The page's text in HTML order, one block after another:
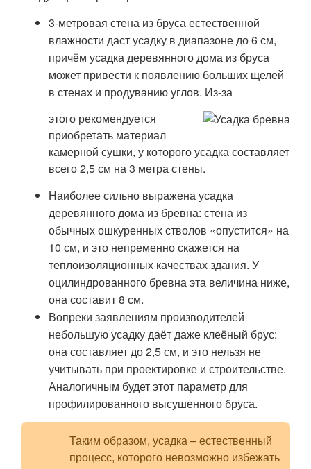
3-метровая стена из бруса естественной
влажности даст усадку в диапазоне до 6 см,
причём усадка деревянного дома из бруса
может привести к появлению больших щелей
в стенах и продуванию углов. Из-за
этого рекомендуется
приобретать материал
камерной сушки, у которого усадка составляет
всего 2,5 см на 3 метра стены.
Наиболее сильно выражена усадка
деревянного дома из бревна: стена из
обычных ошкуренных стволов «опустится» на
10 см, и это непременно скажется на
теплоизоляционных качествах здания. У
оцилиндрованного бревна эта величина ниже,
она составит 8 см.
Вопреки заявлениям производителей
небольшую усадку даёт даже клеёный брус:
она составляет до 2,5 см, и это нельзя не
учитывать при проектировке и строительстве.
Аналогичным будет этот параметр для
профилированного высушенного бруса.
Таким образом, усадка – естественный
процесс, которого невозможно избежать